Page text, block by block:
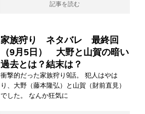
記事を読む
家族狩り ネタバレ 最終回
（9月5日） 大野と山賀の暗い
過去とは？結末は？
衝撃的だった家族狩り9話。 犯人はやは
り、大野（藤本隆弘）と山賀（財前直見）
でした。 なんか狂気に